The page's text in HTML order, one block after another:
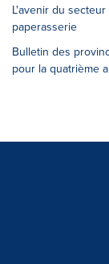
L'avenir du
paperasserie
Bulletin des
pour la quatrième